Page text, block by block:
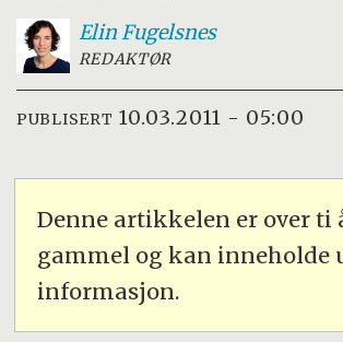
Elin Fugelsnes
REDAKTØR
PUBLISERT 10.03.2011 - 05:00
Denne artikkelen er over ti
gammel og kan inneholde
informasjon.